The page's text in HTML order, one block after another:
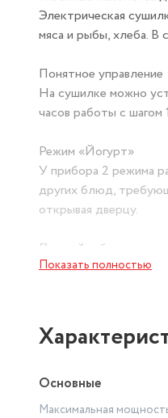
Электрическая
мяса и рыбы, хлеба. В
Понятное управление
На сушилке можно
часов работы с шагом
Режим «Йогурт»
У прибора 2 режима
других блюд,
открывая дверцу.
Полный набор
Сушилка имеет в
Горизонтальный обдув
В сушилке
минимально.
Показать полностью
Основные
Максимальная